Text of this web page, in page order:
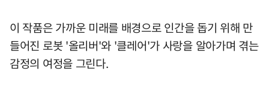
이 작품은 가까운 미래를 배경으로 인간을 돕기 위해 만
들어진 로봇 '올리버'와 '클레어'가 사랑을 알아가며 겪는
감정의 여정을 그린다.